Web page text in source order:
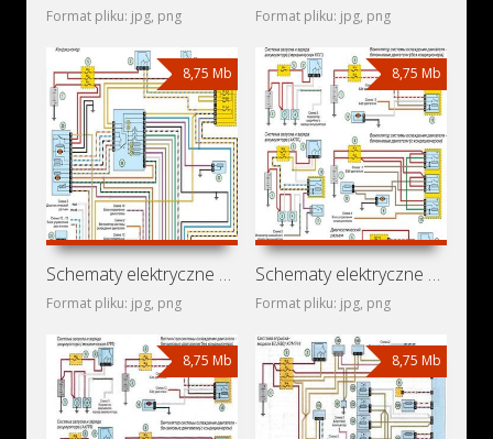
Format pliku: jpg, png Format pliku: jpg, png
8,75 Mb
Schematy elektryczne Renault Taxi Express
Format pliku: jpg, png
8,75 Mb
Schematy elektryczne Renault Novo Clio
Format pliku: jpg, png
8,75 Mb 8,75 Mb